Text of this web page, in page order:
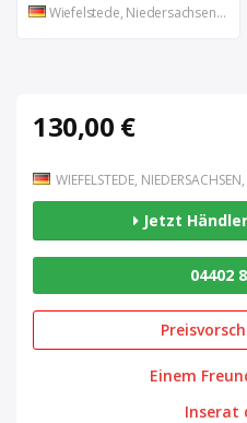
Wiefelstede, Niedersachsen, DE
130,00 €
WIEFELSTEDE,
Jetzt
04402
Einem
Inserat